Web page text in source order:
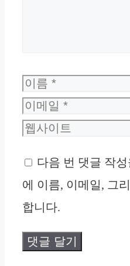
이
름
이
메
웹
트
다음 번 댓글 작
에 이름, 이메일, 그
합니다.